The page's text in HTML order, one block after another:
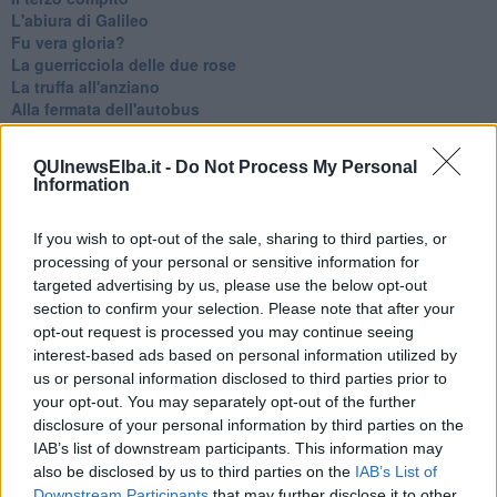
QUInewsElba.it - Do Not Process My Personal
Information
If you wish to opt-out of the sale, sharing to third parties, or
processing of your personal or sensitive information for
targeted advertising by us, please use the below opt-out
section to confirm your selection. Please note that after your
opt-out request is processed you may continue seeing
interest-based ads based on personal information utilized by
us or personal information disclosed to third parties prior to
your opt-out. You may separately opt-out of the further
disclosure of your personal information by third parties on the
IAB’s list of downstream participants. This information may
also be disclosed by us to third parties on the IAB’s List of
L'abiura di Galileo
Fu vera gloria?
La guerricciola delle due rose
La truffa all'anziano
Alla fermata dell'autobus
La repressione sessuale per sentito dire
Foto storica
Esequie solenni
Teste calde
Non avere e non essere
Armiamoci e... avviatevi
Da Capodanno a Carnevale
Schizzi di fango
Sor-riso amaro
Fine anno al ristorante
La festa di Capodanno
Natale 2024
Re e regnanti
A noi interessa il dito non la luna
Come rubare allo stato e vivere felici